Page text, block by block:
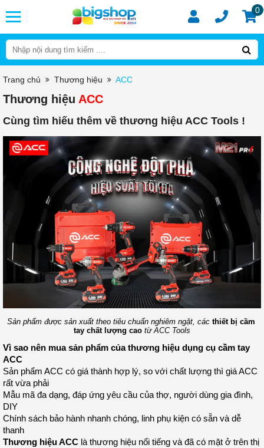
0
Trang chủ Thương hiệu ACC
Thương hiệu ACC
Cùng tìm hiếu thêm về thương hiệu ACC Tools !
Sản phẩm được sản xuất theo tiêu chuẩn nghiêm ngặt, các thiết bị cầm
tay chất lượng cao từ ACC Tools
Vì sao nên mua sản phẩm của thương hiệu dụng cụ cầm tay
ACC
Sản phẩm ACC có giá thành hợp lý, so với chất lượng thì giá ACC
rất vừa phải
Mẫu mã đa dạng, đáp ứng yêu cầu của thợ, người dùng gia đình,
DIY
Chính sách bảo hành nhanh chóng, linh phụ kiện có sẵn và dễ
thanh
Thương hiệu ACC là thương hiệu nổi tiếng và đã có mặt ở trên thị